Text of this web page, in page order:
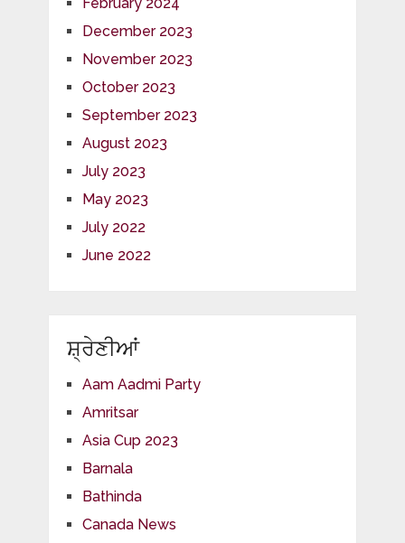
December 2023
November 2023
October 2023
September 2023
August 2023
July 2023
May 2023
July 2022
June 2022
ਸ਼੍ਰੇਣੀਆਂ
Aam Aadmi Party
Amritsar
Asia Cup 2023
Barnala
Bathinda
Canada News